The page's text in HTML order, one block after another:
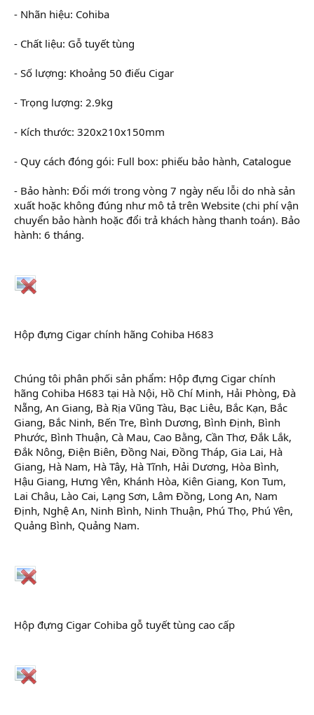
- Nhãn hiệu: Cohiba
- Chất liệu: Gỗ tuyết tùng
- Số lượng: Khoảng 50 điếu Cigar
- Trọng lượng: 2.9kg
- Kích thước: 320x210x150mm
- Quy cách đóng gói: Full box: phiếu bảo hành, Catalogue
- Bảo hành: Đổi mới trong vòng 7 ngày nếu lỗi do nhà sản
xuất hoặc không đúng như mô tả trên Website (chi phí vận
chuyển bảo hành hoặc đổi trả khách hàng thanh toán). Bảo
hành: 6 tháng.
Hộp đựng Cigar chính hãng Cohiba H683
Chúng tôi phân phối sản phẩm: Hộp đựng Cigar chính
hãng Cohiba H683 tại Hà Nội, Hồ Chí Minh, Hải Phòng, Đà
Nẵng, An Giang, Bà Rịa Vũng Tàu, Bạc Liêu, Bắc Kạn, Bắc
Giang, Bắc Ninh, Bến Tre, Bình Dương, Bình Định, Bình
Phước, Bình Thuận, Cà Mau, Cao Bằng, Cần Thơ, Đắk Lắk,
Đắk Nông, Điện Biên, Đồng Nai, Đồng Tháp, Gia Lai, Hà
Giang, Hà Nam, Hà Tây, Hà Tĩnh, Hải Dương, Hòa Bình,
Hậu Giang, Hưng Yên, Khánh Hòa, Kiên Giang, Kon Tum,
Lai Châu, Lào Cai, Lạng Sơn, Lâm Đồng, Long An, Nam
Định, Nghệ An, Ninh Bình, Ninh Thuận, Phú Thọ, Phú Yên,
Quảng Bình, Quảng Nam.
Hộp đựng Cigar Cohiba gỗ tuyết tùng cao cấp